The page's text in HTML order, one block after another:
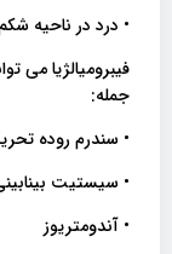
• درد در ناحیه
فیبرومیالژیا می
جمله:
• سندرم روده
• سیستیت
• آندومتریوز